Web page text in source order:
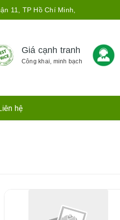
11, TP Hồ Chí Minh,
Giá cạnh tranh
Công khai, minh bạch
hệ